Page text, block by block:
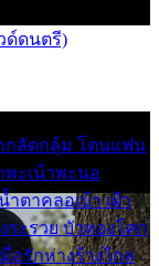
ด์ดนตรี)
กลัดกลุ้ม โดนแฟน
พะเน้าพะนอ
ำตาคลอเบ้า เฝ้า
ะรวย บัวทองโศก
อรักห่างร้างไกล